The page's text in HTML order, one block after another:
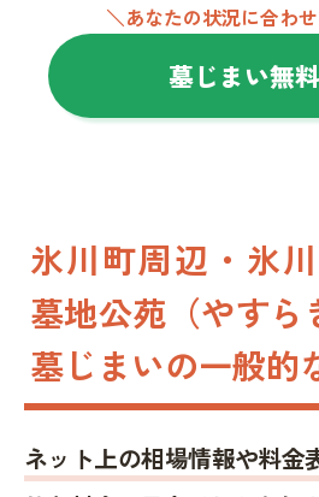
＼あなたの状況に合わ
墓じまい無
氷川町周辺・氷
墓地公苑（やすら
墓じまいの一般的
ネット上の相場情報や料金